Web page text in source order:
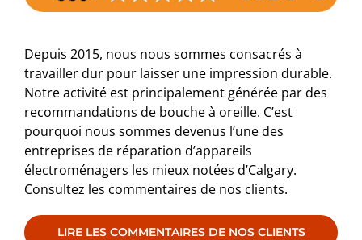
Depuis 2015, nous nous sommes consacrés à
travailler dur pour laisser une impression durable.
Notre activité est principalement générée par des
recommandations de bouche à oreille. C’est
pourquoi nous sommes devenus l’une des
entreprises de réparation d’appareils
électroménagers les mieux notées d’Calgary.
Consultez les commentaires de nos clients.
LIRE LES COMMENTAIRES DE NOS CLIENTS